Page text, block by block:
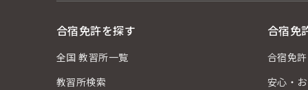
合宿免許を探す
全国 教習所一覧
教習所検索
合宿免
合宿免
安心・